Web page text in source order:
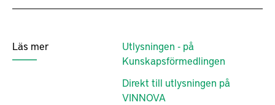
Läs mer
Utlysningen - på
Kunskapsförmedlingen
Direkt till utlysningen på
VINNOVA